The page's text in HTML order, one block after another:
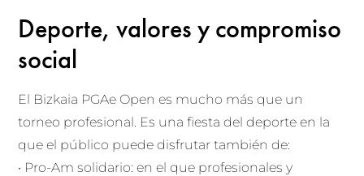
Deporte, valores y compromiso
social
El Bizkaia PGAe Open es mucho más que un
torneo profesional. Es una fiesta del deporte en la
que el público puede disfrutar también de:
• Pro-Am solidario: en el que profesionales y